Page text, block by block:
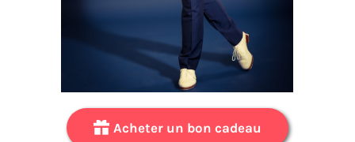
Acheter un bon cadeau